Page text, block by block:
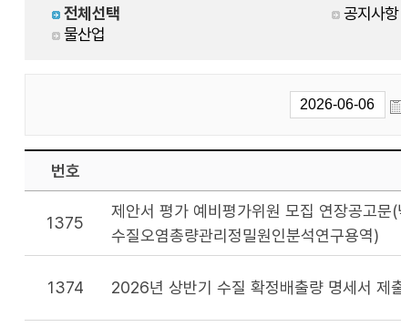
전체선택 공지사항
물산업
번호
1375
제안서 평가 예비평가위원 모집 연장공고문
수질오염총량관리정밀원인분석연구용역)
1374 2026년 상반기 수질 확정배출량 명세서 제